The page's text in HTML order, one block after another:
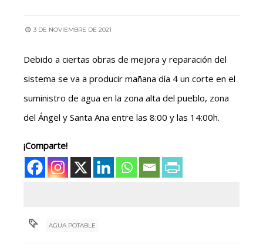
3 DE NOVIEMBRE DE 2021
Debido a ciertas obras de mejora y reparación del
sistema se va a producir mañana día 4 un corte en el
suministro de agua en la zona alta del pueblo, zona
del Ángel y Santa Ana entre las 8:00 y las 14:00h.
¡Comparte!
AGUA POTABLE